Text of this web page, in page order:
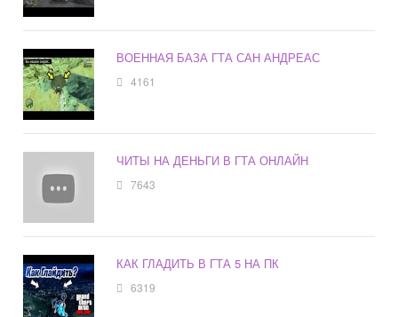
ВОЕННАЯ БАЗА ГТА САН АНДРЕАС
4161
ЧИТЫ НА ДЕНЬГИ В ГТА ОНЛАЙН
7643
КАК ГЛАДИТЬ В ГТА 5 НА ПК
6319